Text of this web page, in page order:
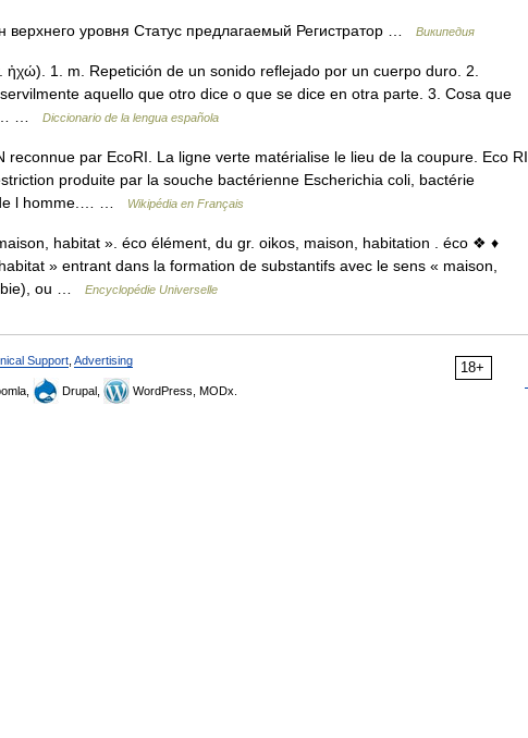
уровня Статус предлагаемый Регистратор … Википедия
1. m. Repetición de un sonido reflejado por un cuerpo duro. 2.
aquello que otro dice o que se dice en otra parte. 3. Cosa que
…
Diccionario de la lengua española
par EcoRI. La ligne verte matérialise le lieu de la coupure. Eco RI
produite par la souche bactérienne Escherichia coli, bactérie
de l homme.… …
Wikipédia en Français
habitat ». éco élément, du gr. oikos, maison, habitation . éco ❖ ♦
» entrant dans la formation de substantifs avec le sens « maison,
ou …
Encyclopédie Universelle
18+
Support Advertising
Drupal, WordPress, MODx.